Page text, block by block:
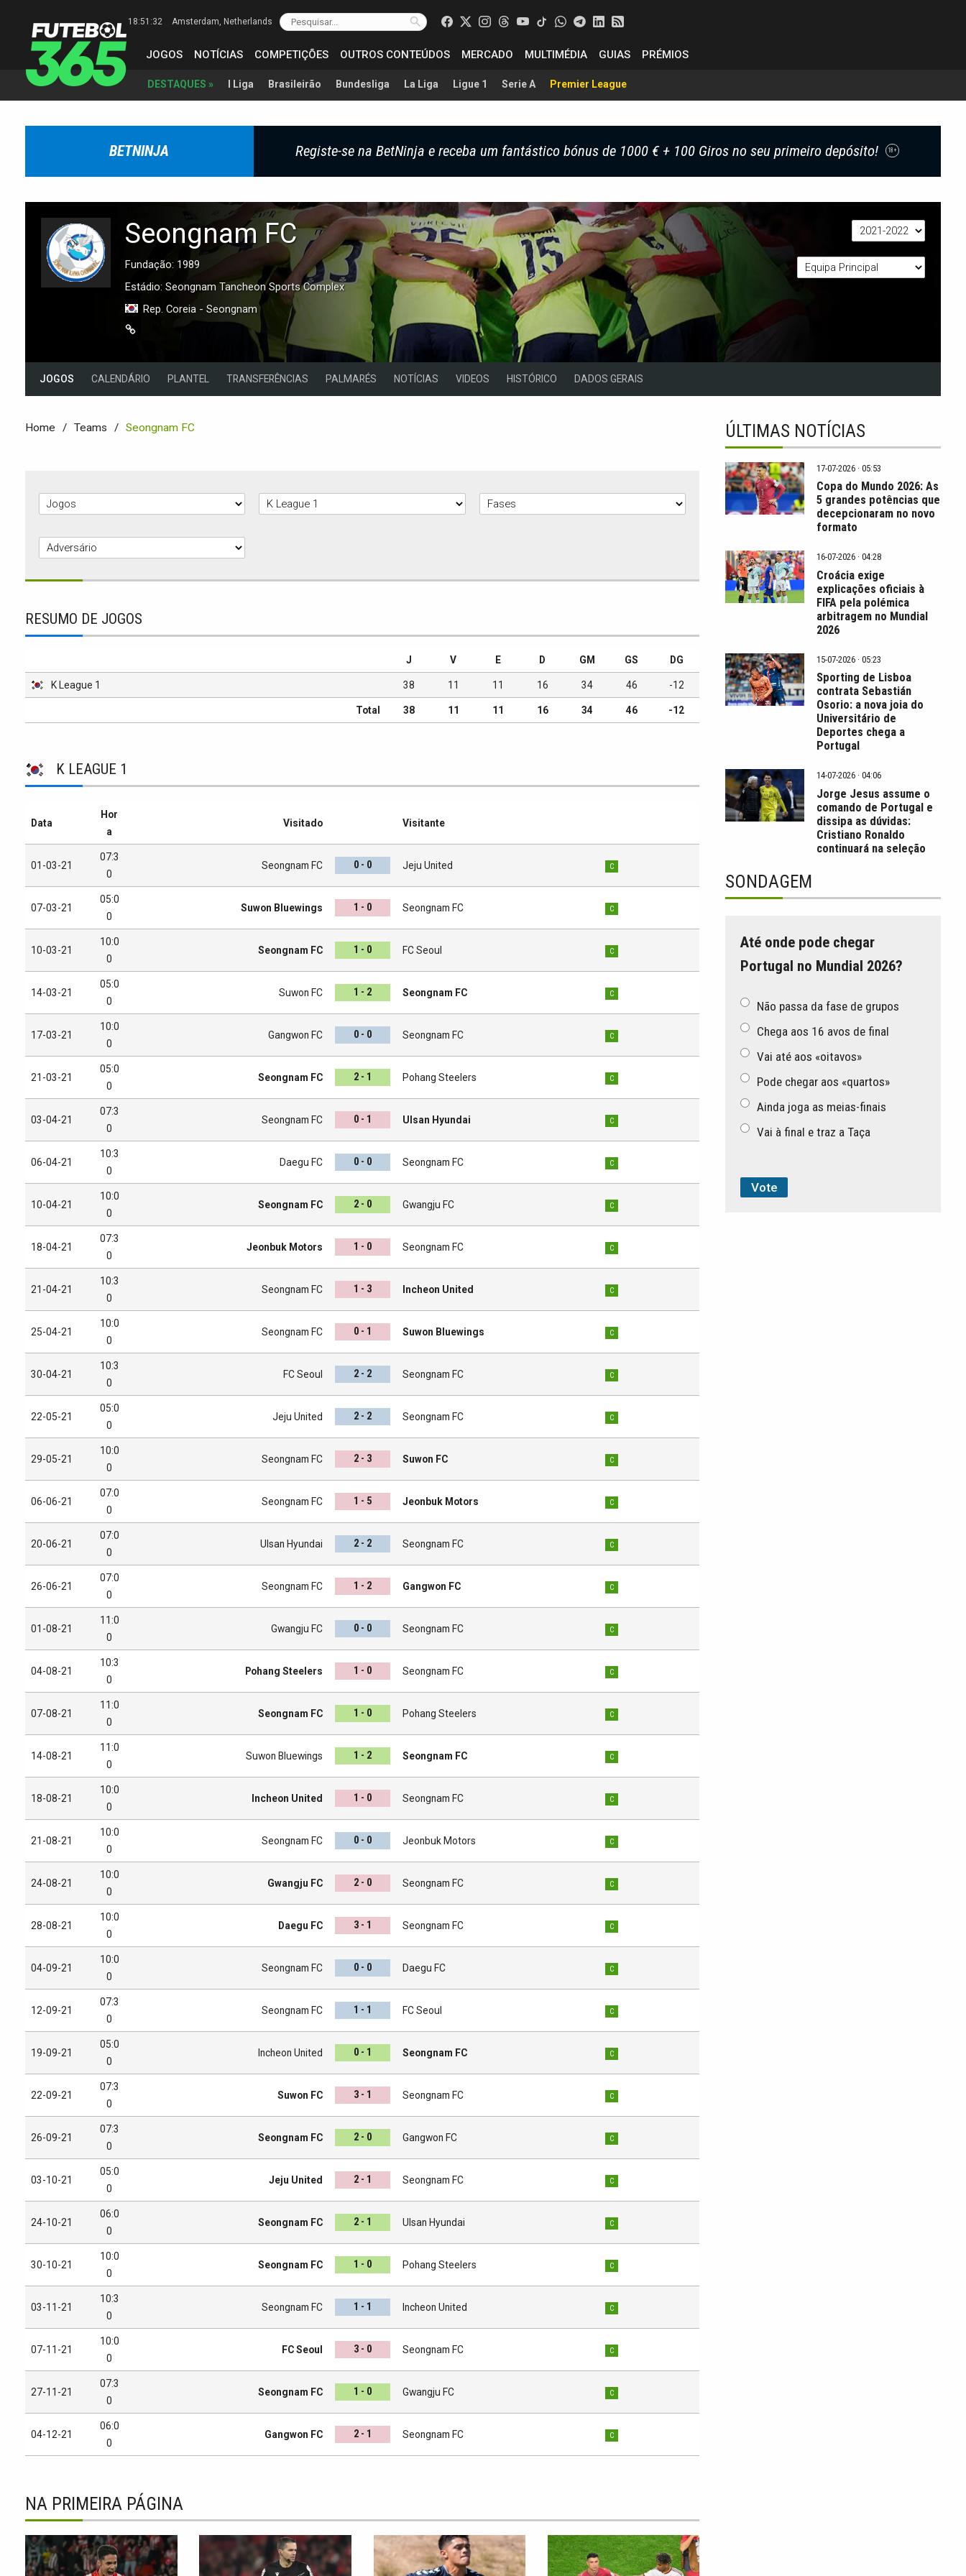
18:51:33 Amsterdam, Netherlands
JOGOS NOTÍCIAS COMPETIÇÕES OUTROS CONTEÚDOS MERCADO MULTIMÉDIA GUIAS PRÉMIOS
DESTAQUES » I Liga Brasileirão Bundesliga La Liga Ligue 1 Serie A Premier League
BETNINJA Registe-se na BetNinja e receba um fantástico bónus de 1000 € + 100 Giros no seu primeiro depósito! 18+
Seongnam FC
Fundação: 1989
Estádio: Seongnam Tancheon Sports Complex
Rep. Coreia - Seongnam
JOGOS CALENDÁRIO PLANTEL TRANSFERÊNCIAS PALMARÉS NOTÍCIAS VIDEOS HISTÓRICO DADOS GERAIS
Home Teams Seongnam FC
RESUMO DE JOGOS
J V E D GM GS DG
K League 1 38 11 11 16 34 46 -12
Total 38 11 11 16 34 46 -12
K LEAGUE 1
Data
Hor
a
Visitado Visitante
01-03-21
07:3
0
Seongnam FC 0 - 0 Jeju United C
07-03-21
05:0
0
Suwon Bluewings 1 - 0 Seongnam FC C
10-03-21
10:0
0
Seongnam FC 1 - 0 FC Seoul C
14-03-21
05:0
0
Suwon FC 1 - 2 Seongnam FC C
17-03-21
10:0
0
Gangwon FC 0 - 0 Seongnam FC C
21-03-21
05:0
0
Seongnam FC 2 - 1 Pohang Steelers C
03-04-21
07:3
0
Seongnam FC 0 - 1 Ulsan Hyundai C
06-04-21
10:3
0
Daegu FC 0 - 0 Seongnam FC C
10-04-21
10:0
0
Seongnam FC 2 - 0 Gwangju FC C
18-04-21
07:3
0
Jeonbuk Motors 1 - 0 Seongnam FC C
21-04-21
10:3
0
Seongnam FC 1 - 3 Incheon United C
25-04-21
10:0
0
Seongnam FC 0 - 1 Suwon Bluewings C
30-04-21
10:3
0
FC Seoul 2 - 2 Seongnam FC C
22-05-21
05:0
0
Jeju United 2 - 2 Seongnam FC C
29-05-21
10:0
0
Seongnam FC 2 - 3 Suwon FC C
06-06-21
07:0
0
Seongnam FC 1 - 5 Jeonbuk Motors C
20-06-21
07:0
0
Ulsan Hyundai 2 - 2 Seongnam FC C
26-06-21
07:0
0
Seongnam FC 1 - 2 Gangwon FC C
01-08-21
11:0
0
Gwangju FC 0 - 0 Seongnam FC C
04-08-21
10:3
0
Pohang Steelers 1 - 0 Seongnam FC C
07-08-21
11:0
0
Seongnam FC 1 - 0 Pohang Steelers C
14-08-21
11:0
0
Suwon Bluewings 1 - 2 Seongnam FC C
18-08-21
10:0
0
Incheon United 1 - 0 Seongnam FC C
21-08-21
10:0
0
Seongnam FC 0 - 0 Jeonbuk Motors C
24-08-21
10:0
0
Gwangju FC 2 - 0 Seongnam FC C
28-08-21
10:0
0
Daegu FC 3 - 1 Seongnam FC C
04-09-21
10:0
0
Seongnam FC 0 - 0 Daegu FC C
12-09-21
07:3
0
Seongnam FC 1 - 1 FC Seoul C
19-09-21
05:0
0
Incheon United 0 - 1 Seongnam FC C
22-09-21
07:3
0
Suwon FC 3 - 1 Seongnam FC C
26-09-21
07:3
0
Seongnam FC 2 - 0 Gangwon FC C
03-10-21
05:0
0
Jeju United 2 - 1 Seongnam FC C
24-10-21
06:0
0
Seongnam FC 2 - 1 Ulsan Hyundai C
30-10-21
10:0
0
Seongnam FC 1 - 0 Pohang Steelers C
03-11-21
10:3
0
Seongnam FC 1 - 1 Incheon United C
07-11-21
10:0
0
FC Seoul 3 - 0 Seongnam FC C
27-11-21
07:3
0
Seongnam FC 1 - 0 Gwangju FC C
04-12-21
06:0
0
Gangwon FC 2 - 1 Seongnam FC C
NA PRIMEIRA PÁGINA
ÚLTIMAS NOTÍCIAS
17-07-2026 · 05:53
Copa do Mundo 2026: As
5 grandes potências que
decepcionaram no novo
formato
16-07-2026 · 04:28
Croácia exige
explicações oficiais à
FIFA pela polémica
arbitragem no Mundial
2026
15-07-2026 · 05:23
Sporting de Lisboa
contrata Sebastián
Osorio: a nova joia do
Universitário de
Deportes chega a
Portugal
14-07-2026 · 04:06
Jorge Jesus assume o
comando de Portugal e
dissipa as dúvidas:
Cristiano Ronaldo
continuará na seleção
SONDAGEM
Até onde pode chegar
Portugal no Mundial 2026?
Não passa da fase de grupos
Chega aos 16 avos de final
Vai até aos «oitavos»
Pode chegar aos «quartos»
Ainda joga as meias-finais
Vai à final e traz a Taça